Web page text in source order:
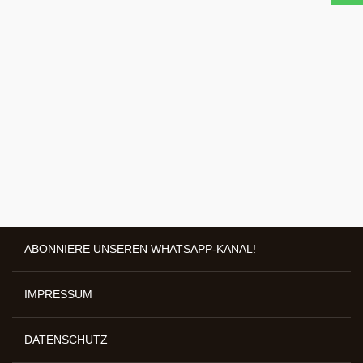
ABONNIERE UNSEREN WHATSAPP-KANAL!
IMPRESSUM
DATENSCHUTZ